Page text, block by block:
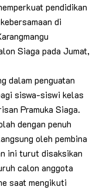
pendidikan
di
Siaga pada Jumat,
dalam penguatan
siswa-siswi kelas
Pramuka Siaga.
dengan penuh
oleh pembina
ini turut disaksikan
calon anggota
saat mengikuti